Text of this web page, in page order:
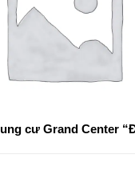
cư Grand Center